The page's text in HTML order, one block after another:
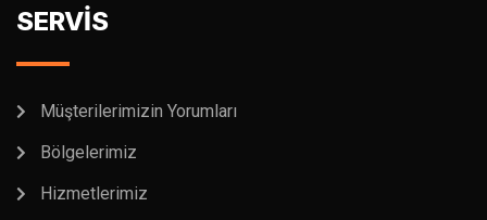
SERVİS
Müşterilerimizin Yorumları
Bölgelerimiz
Hizmetlerimiz